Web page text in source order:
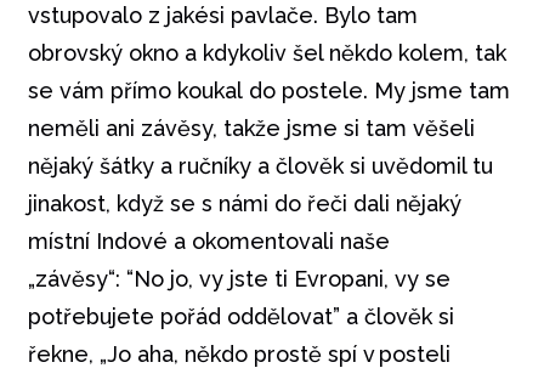
vstupovalo z jakési pavlače. Bylo tam
obrovský okno a kdykoliv šel někdo kolem, tak
se vám přímo koukal do postele. My jsme tam
neměli ani závěsy, takže jsme si tam věšeli
nějaký šátky a ručníky a člověk si uvědomil tu
jinakost, když se s námi do řeči dali nějaký
místní Indové a okomentovali naše
„závěsy“: “No jo, vy jste ti Evropani, vy se
potřebujete pořád oddělovat” a člověk si
řekne, „Jo aha, někdo prostě spí v posteli